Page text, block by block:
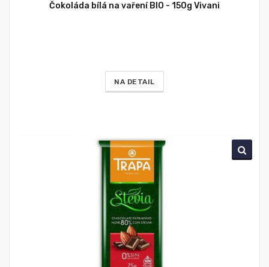
Čokoláda bílá na vaření BIO - 150g Vivani
NA DETAIL